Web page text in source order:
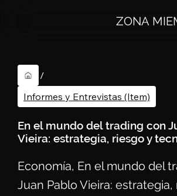
ZONA
/
Informes y Entrevistas (Item)
En el mundo del trading con
Vieira: estrategia, riesgo y
Economía, En el mundo del
Juan Pablo Vieira: estrategia,